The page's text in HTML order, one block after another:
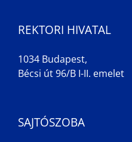
REKTORI HIVATAL
1034 Budapest,
Bécsi út 96/B I-II. emelet
SAJTÓSZOBA